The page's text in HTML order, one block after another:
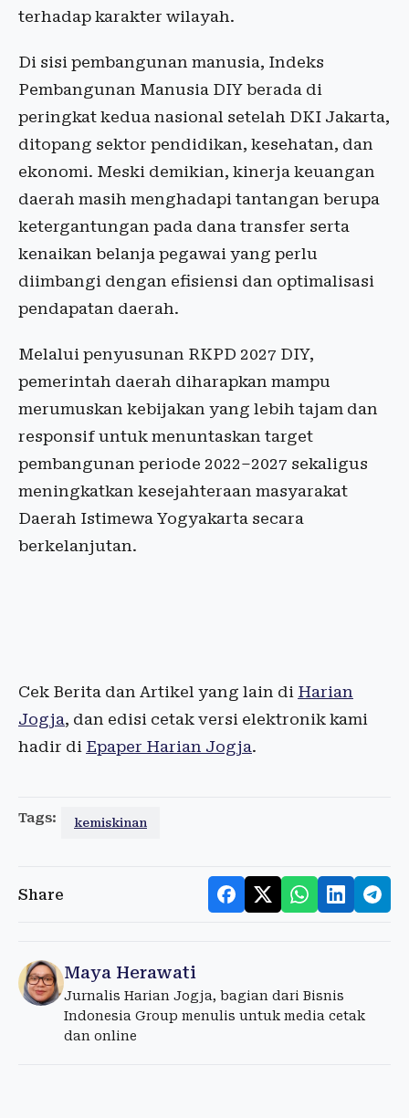
terhadap karakter wilayah.
Di sisi pembangunan manusia, Indeks
Pembangunan Manusia DIY berada di
peringkat kedua nasional setelah DKI Jakarta,
ditopang sektor pendidikan, kesehatan, dan
ekonomi. Meski demikian, kinerja keuangan
daerah masih menghadapi tantangan berupa
ketergantungan pada dana transfer serta
kenaikan belanja pegawai yang perlu
diimbangi dengan efisiensi dan optimalisasi
pendapatan daerah.
Melalui penyusunan RKPD 2027 DIY,
pemerintah daerah diharapkan mampu
merumuskan kebijakan yang lebih tajam dan
responsif untuk menuntaskan target
pembangunan periode 2022–2027 sekaligus
meningkatkan kesejahteraan masyarakat
Daerah Istimewa Yogyakarta secara
berkelanjutan.
Cek Berita dan Artikel yang lain di Harian
Jogja, dan edisi cetak versi elektronik kami
hadir di Epaper Harian Jogja.
Tags: kemiskinan
Share
Maya Herawati
Jurnalis Harian Jogja, bagian dari Bisnis
Indonesia Group menulis untuk media cetak
dan online